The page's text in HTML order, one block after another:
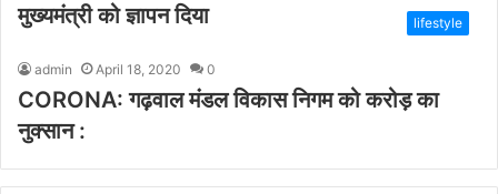
मुख्यमंत्री को ज्ञापन दिया
lifestyle
admin April 18, 2020 0
CORONA: गढ़वाल मंडल विकास निगम को करोड़ का
नुक्सान :